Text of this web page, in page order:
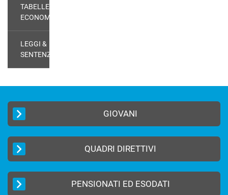
TABELLE
ECONOMICHE
LEGGI &
SENTENZE
GIOVANI
QUADRI DIRETTIVI
PENSIONATI ED ESODATI